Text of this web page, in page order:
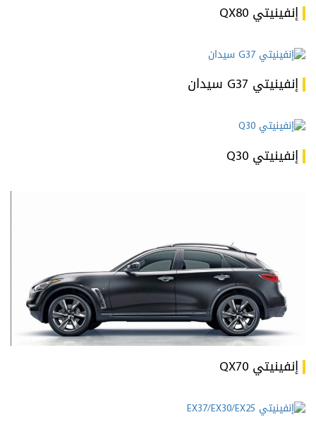
إنفينيتي QX80
إنفينيتي G37 سيدان
إنفينيتي Q30
إنفينيتي QX70